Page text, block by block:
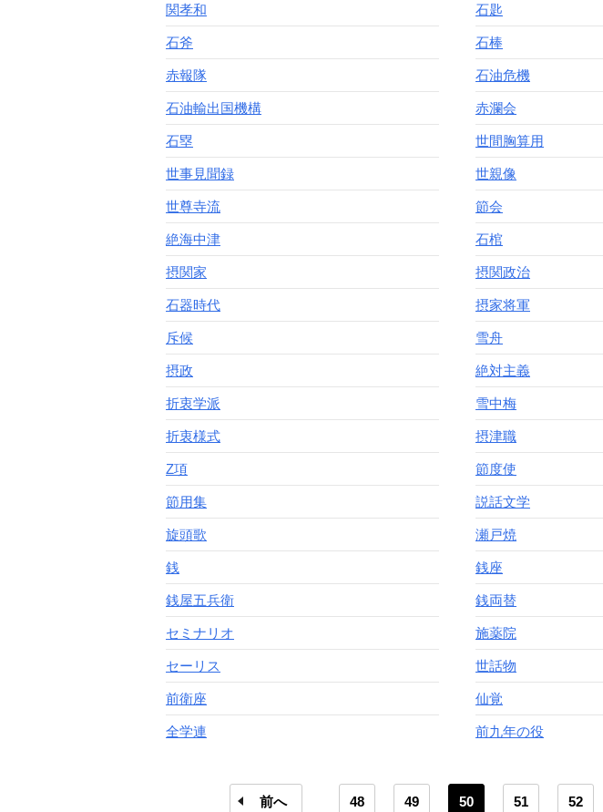
関孝和 石匙
石斧 石棒
赤報隊 石油危機
石油輸出国機構 赤瀾会
石塁 世間胸算用
世事見聞録 世親像
世尊寺流 節会
絶海中津 石棺
摂関家 摂関政治
石器時代 摂家将軍
斥候 雪舟
摂政 絶対主義
折衷学派 雪中梅
折衷様式 摂津職
Z項 節度使
節用集 説話文学
旋頭歌 瀬戸焼
銭 銭座
銭屋五兵衛 銭両替
セミナリオ 施薬院
セーリス 世話物
前衛座 仙覚
全学連 前九年の役
前へ 48 49 50 51 52